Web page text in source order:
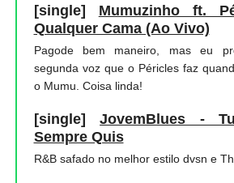
[single] Mumuzinho ft.
Qualquer Cama (Ao Vivo)
Pagode bem maneiro, mas eu
segunda voz que o Péricles faz
o Mumu. Coisa linda!
[single]JovemBlues -
Sempre Quis
R&B safado no melhor estilo dvsn e